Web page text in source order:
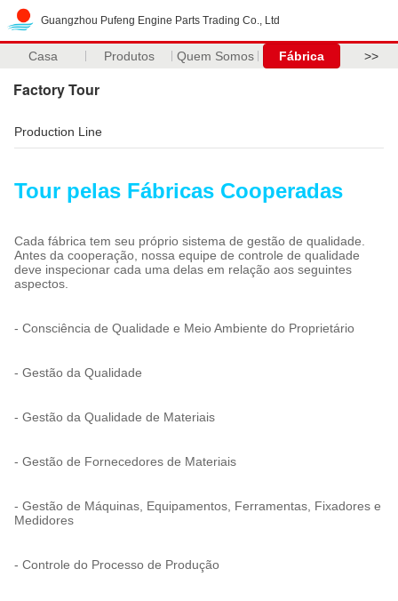
Guangzhou Pufeng Engine Parts Trading Co., Ltd
Casa Produtos Quem Somos Fábrica >>
Factory Tour
Production Line
Tour pelas Fábricas Cooperadas
Cada fábrica tem seu próprio sistema de gestão de qualidade.
Antes da cooperação, nossa equipe de controle de qualidade
deve inspecionar cada uma delas em relação aos seguintes
aspectos.
- Consciência de Qualidade e Meio Ambiente do Proprietário
- Gestão da Qualidade
- Gestão da Qualidade de Materiais
- Gestão de Fornecedores de Materiais
- Gestão de Máquinas, Equipamentos, Ferramentas, Fixadores e
Medidores
- Controle do Processo de Produção